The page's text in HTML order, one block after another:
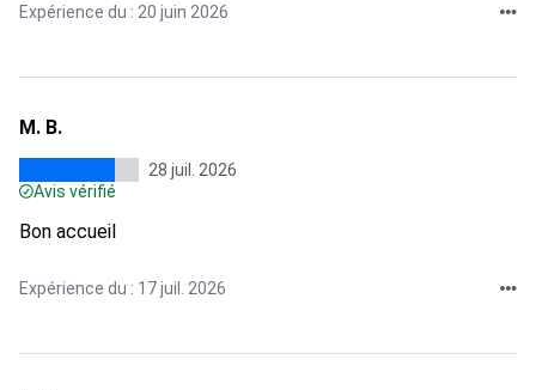
Expérience du : 20 juin 2026
M. B.
28 juil. 2026
Avis vérifié
Bon accueil
Expérience du : 17 juil. 2026